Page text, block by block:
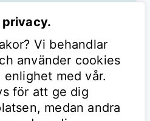
Vi behandlar
använder cookies
med vår.
för att ge dig
medan andra